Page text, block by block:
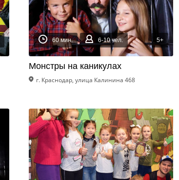
60 мин. 6-10 чел. 5+
Монстры на каникулах
г. Краснодар, улица Калинина 468